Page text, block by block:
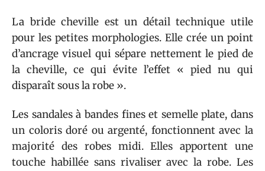
La bride cheville est un détail technique utile
pour les petites morphologies. Elle crée un point
d’ancrage visuel qui sépare nettement le pied de
la cheville, ce qui évite l’effet « pied nu qui
disparaît sous la robe ».
Les sandales à bandes fines et semelle plate, dans
un coloris doré ou argenté, fonctionnent avec la
majorité des robes midi. Elles apportent une
touche habillée sans rivaliser avec la robe. Les